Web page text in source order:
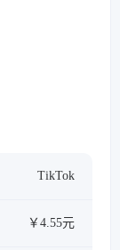
TikTok
￥4.55元